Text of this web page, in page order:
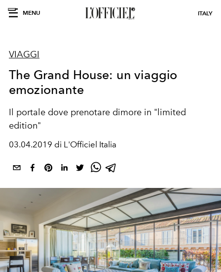
MENU ITALY
VIAGGI
The Grand House: un viaggio
emozionante
Il portale dove prenotare dimore in "limited
edition"
03.04.2019 di L'Officiel Italia